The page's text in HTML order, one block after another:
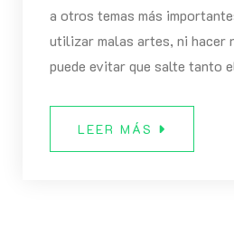
a otros temas más
utilizar malas artes, ni hacer
puede evitar que salte tanto
LEER MÁS